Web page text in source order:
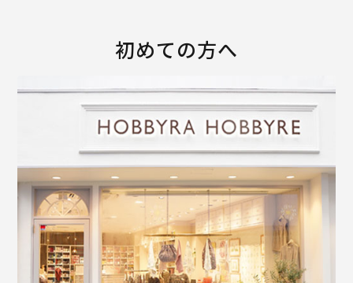
初めての方へ